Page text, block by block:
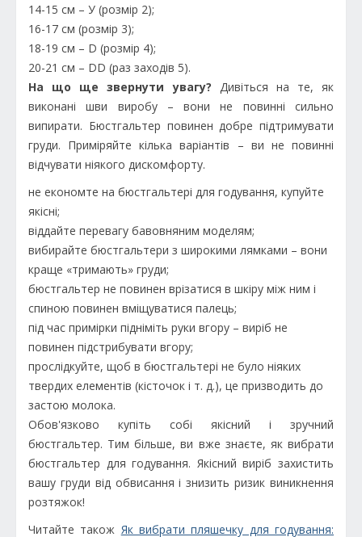
14-15 см – У (розмір 2);
16-17 см (розмір 3);
18-19 см – D (розмір 4);
20-21 см – DD (раз заходів 5).
На що ще звернути увагу? Дивіться на те, як
виконані шви виробу – вони не повинні сильно
випирати. Бюстгальтер повинен добре підтримувати
груди. Приміряйте кілька варіантів – ви не повинні
відчувати ніякого дискомфорту.
не економте на бюстгальтері для годування, купуйте
якісні;
віддайте перевагу бавовняним моделям;
вибирайте бюстгальтери з широкими лямками – вони
краще «тримають» груди;
бюстгальтер не повинен врізатися в шкіру між ним і
спиною повинен вміщуватися палець;
під час примірки підніміть руки вгору – виріб не
повинен підстрибувати вгору;
прослідкуйте, щоб в бюстгальтері не було ніяких
твердих елементів (кісточок і т. д.), це призводить до
застою молока.
Обов'язково купіть собі якісний і зручний
бюстгальтер. Тим більше, ви вже знаєте, як вибрати
бюстгальтер для годування. Якісний виріб захистить
вашу груди від обвисання і знизить ризик виникнення
розтяжок!
Читайте також Як вибрати пляшечку для годування: